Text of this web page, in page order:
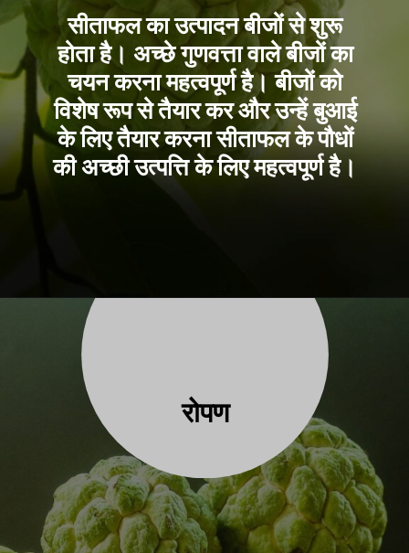
सीताफल का उत्पादन बीजों से शुरू
होता है। अच्छे गुणवत्ता वाले बीजों का
चयन करना महत्वपूर्ण है। बीजों को
विशेष रूप से तैयार कर और उन्हें बुआई
के लिए तैयार करना सीताफल के पौधों
की अच्छी उत्पत्ति के लिए महत्वपूर्ण है।
रोपण